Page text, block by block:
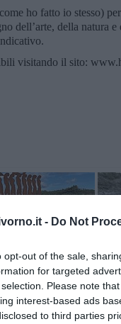
- Do Not
opt-out of the sale,
for targeted
Please note
interest-based ads
to third parties
ho fatto io stesso)
dell’arte, della natura
visitando il sito: